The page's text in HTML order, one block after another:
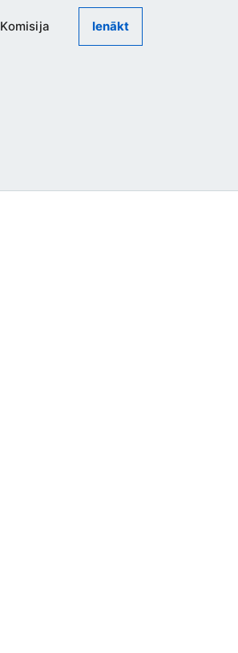
Komisija Ienākt